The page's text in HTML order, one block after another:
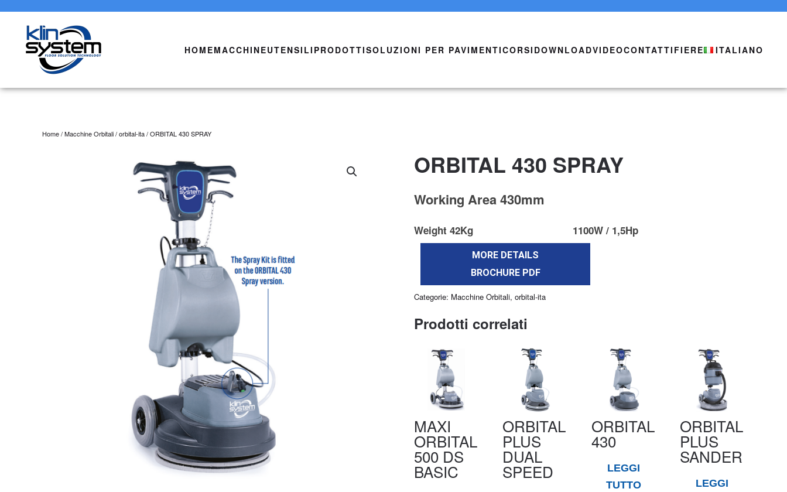
Skip to main content
HOMEMACCHINEUTENSILI PRODOTTISOLUZIONI PER PAVIMENTICORSI DOWNLOADVIDEOCONTATTI FIERE ITALIANO
Home/Macchine Orbitali/orbital-ita/ ORBITAL 430 SPRAY
ORBITAL 430 SPRAY
Working Area 430mm
Weight 42Kg 1100W / 1,5Hp
MORE DETAILS
BROCHURE PDF
Categorie: Macchine Orbitali, orbital-ita
Prodotti correlati
MAXI
ORBITAL
500 DS
BASIC
ORBITAL
PLUS
DUAL
SPEED
ORBITAL
430
LEGGI
TUTTO
ORBITAL
PLUS
SANDER
LEGGI